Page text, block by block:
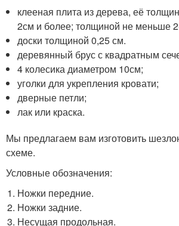
клееная плита из дерева, её
2см и более; толщиной не меньше
доски толщиной 0,25 см.
деревянный брус с квадратным
4 колесика диаметром 10см;
уголки для укрепления кровати;
дверные петли;
лак или краска.
Мы предлагаем вам изготовить
схеме.
Условные обозначения:
Ножки передние.
Ножки задние.
Несущая продольная.